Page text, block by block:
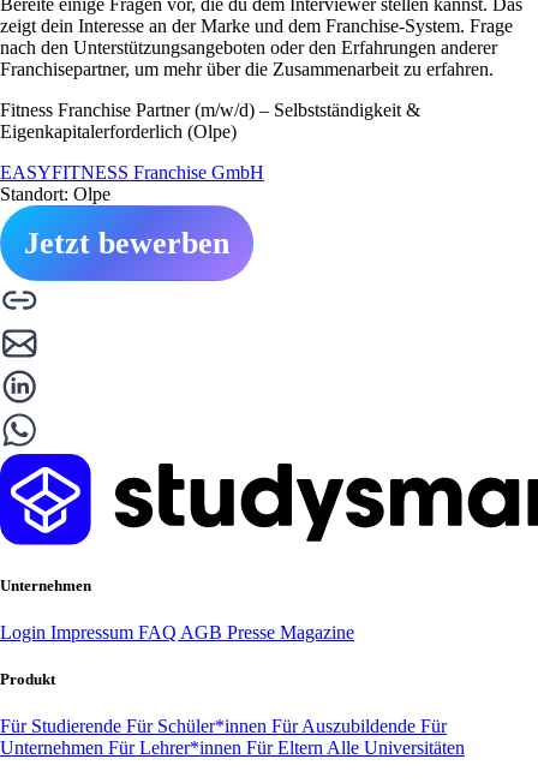
zeigt dein Interesse an der Marke und dem Franchise-System. Frage
nach den Unterstützungsangeboten oder den Erfahrungen anderer
Franchisepartner, um mehr über die Zusammenarbeit zu erfahren.
Fitness Franchise Partner (m/w/d) – Selbstständigkeit &
Eigenkapitalerforderlich (Olpe)
EASYFITNESS Franchise GmbH
Standort: Olpe
Jetzt bewerben
Unternehmen
Login Impressum FAQ AGB Presse Magazine
Produkt
Für Studierende Für Schüler*innen Für Auszubildende Für
Unternehmen Für Lehrer*innen Für Eltern Alle Universitäten